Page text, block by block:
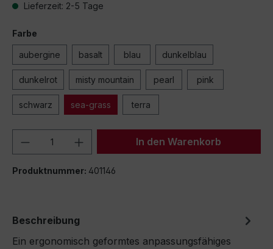
Lieferzeit: 2-5 Tage
Farbe
aubergine basalt blau dunkelblau
dunkelrot misty mountain pearl pink
schwarz sea-grass terra
Produkt Anzahl: Gib denIn den Warenkorb
Produktnummer: 401146
Beschreibung
Ein ergonomisch geformtes anpassungsfähiges